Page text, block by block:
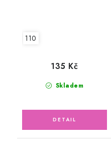
110
Skladem
135 Kč